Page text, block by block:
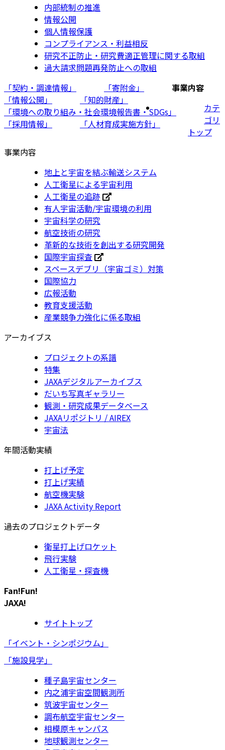
内部統制の推進
情報公開
個人情報保護
コンプライアンス・利益相反
研究不正防止・研究費適正管理に関する取組
過大請求問題再発防止への取組
「契約・調達情報」
「寄附金」
「情報公開」
「知的財産」
「環境への取り組み・社会環境報告書・SDGs」
「採用情報」
「人材育成実施方針」
事業内容
カテ
ゴリ
トップ
事業内容
地上と宇宙を結ぶ輸送システム
人工衛星による宇宙利用
人工衛星の追跡
有人宇宙活動/宇宙環境の利用
宇宙科学の研究
航空技術の研究
革新的な技術を創出する研究開発
国際宇宙探査
スペースデブリ（宇宙ゴミ）対策
国際協力
広報活動
教育支援活動
産業競争力強化に係る取組
アーカイブス
プロジェクトの系譜
特集
JAXAデジタルアーカイブス
だいち写真ギャラリー
観測・研究成果データベース
JAXAリポジトリ / AIREX
宇宙法
年間活動実績
打上げ予定
打上げ実績
航空機実験
JAXA Activity Report
過去のプロジェクトデータ
衛星打上げロケット
飛行実験
人工衛星・探査機
Fan!Fun!
JAXA!
サイトトップ
「イベント・シンポジウム」
「施設見学」
種子島宇宙センター
内之浦宇宙空間観測所
筑波宇宙センター
調布航空宇宙センター
相模原キャンパス
地球観測センター